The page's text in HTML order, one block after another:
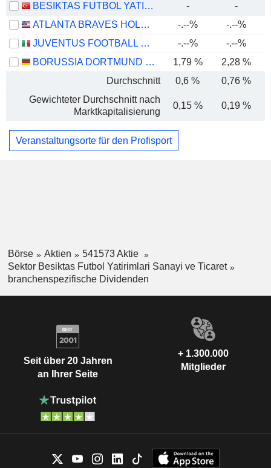
BESIKTAS FUTBOL YATIRIMLARI SANAYI VE TICARET -
-
ATLANTA BRAVES HOLDINGS, INC.
-.--% -.--%
JUVENTUS FOOTBALL CLUB S.P.A.
-.--% -.--%
BORUSSIA DORTMUND GMBH
1,79 % 2,28 %
Durchschnitt
0,6 % 0,76 %
Gewichteter Durchschnitt nach
Marktkapitalisierung
0,15 % 0,19 %
Veranstaltungsorte für den Profisport
Börse Aktien
541573 Aktie
Sektor Besiktas Futbol Yatirimlari Sanayi ve Ticaret
branchenspezifische Dividenden
Seit über 20 Jahren
an Ihrer Seite
+ 1.300.000
Mitglieder